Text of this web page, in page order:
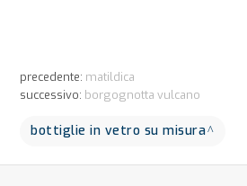
precedente: matildica
successivo: borgognotta vulcano
bottiglie in vetro su misura